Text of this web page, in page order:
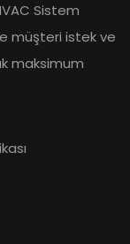
Sistem
müşteri istek ve
maksimum